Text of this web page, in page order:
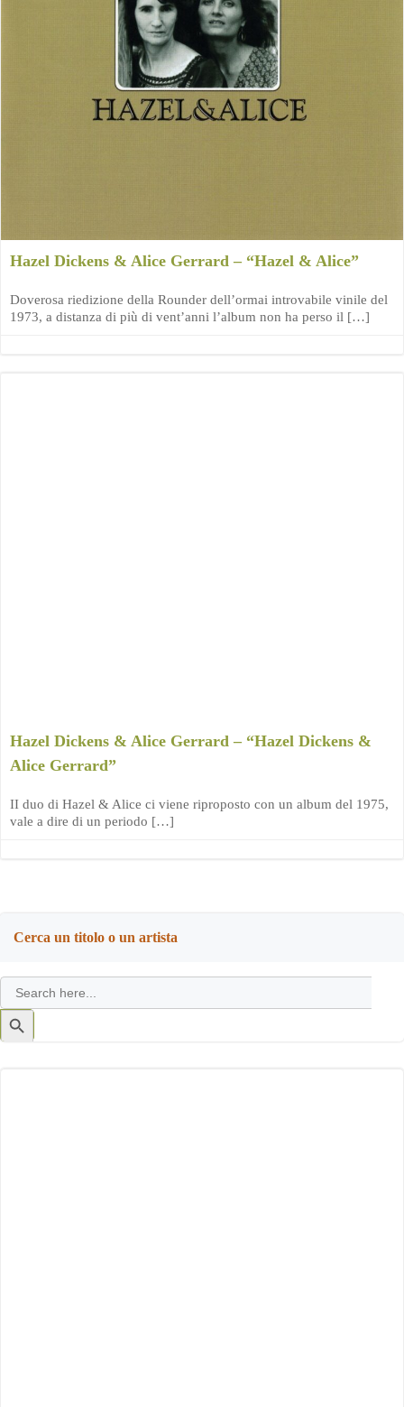
Hazel Dickens & Alice Gerrard – “Hazel & Alice”
Doverosa riedizione della Rounder dell’ormai introvabile vinile del
1973, a distanza di più di vent’anni l’album non ha perso il […]
Hazel Dickens & Alice Gerrard – “Hazel Dickens &
Alice Gerrard”
II duo di Hazel & Alice ci viene riproposto con un album del 1975,
vale a dire di un periodo […]
Cerca un titolo o un artista
Search
for:
Search
Button